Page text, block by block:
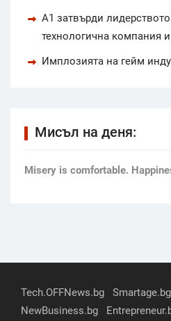
А1 затвърди
технологична компания
Имплозията на гейм
Мисъл на деня:
Мisery is comfortable.
Tech.OFFNews.bg Smartage.bg
NewBusiness.bg